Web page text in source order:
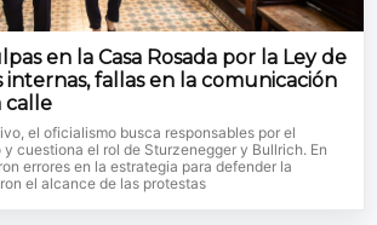
en la Casa Rosada por la Ley de
internas, fallas en la comunicación
calle
el oficialismo busca responsables por el
cuestiona el rol de Sturzenegger y Bullrich. En
errores en la estrategia para defender la
el alcance de las protestas